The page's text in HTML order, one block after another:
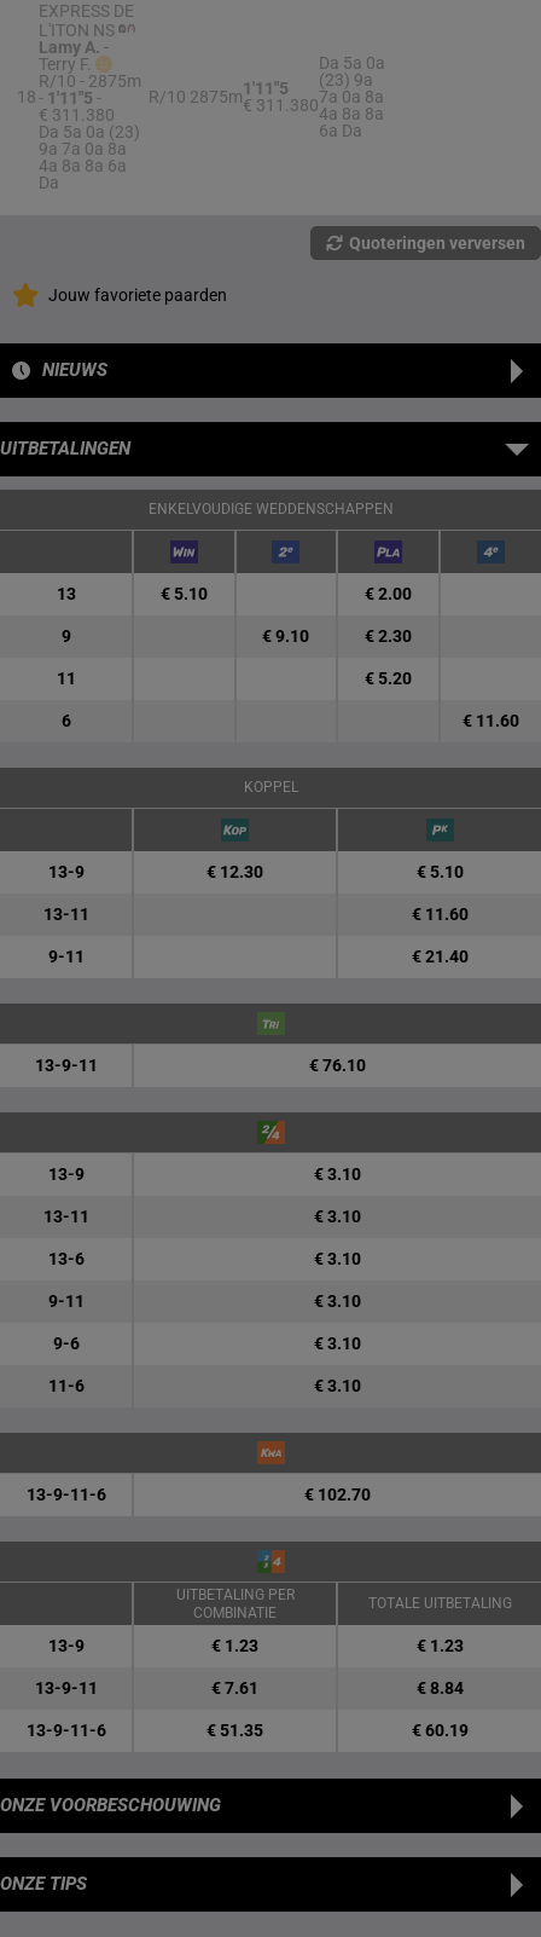
18
EXPRESS DE
L'ITON NS
Lamy A. -
Terry F.
R/10 - 2875m
- 1'11"5 -
€ 311.380
Da 5a 0a (23)
9a 7a 0a 8a
4a 8a 8a 6a
Da
R/10 2875m1'11"5
€ 311.380
Da 5a 0a
(23) 9a
7a 0a 8a
4a 8a 8a
6a Da
Quoteringen verversen
Jouw favoriete paarden
NIEUWS
UITBETALINGEN
ENKELVOUDIGE WEDDENSCHAPPEN
13 € 5.10 € 2.00
9 € 9.10 € 2.30
11 € 5.20
6 € 11.60
KOPPEL
13-9 € 12.30 € 5.10
13-11 € 11.60
9-11 € 21.40
13-9-11 € 76.10
13-9 € 3.10
13-11 € 3.10
13-6 € 3.10
9-11 € 3.10
9-6 € 3.10
11-6 € 3.10
13-9-11-6 € 102.70
UITBETALING PER
COMBINATIE
TOTALE UITBETALING
13-9 € 1.23 € 1.23
13-9-11 € 7.61 € 8.84
13-9-11-6 € 51.35 € 60.19
ONZE VOORBESCHOUWING
ONZE TIPS